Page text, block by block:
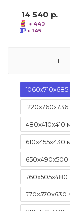
14 540 р.
+ 440
+ 145